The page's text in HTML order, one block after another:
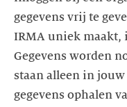
gegevens vrij te
IRMA uniek maakt,
Gegevens worden
staan alleen in
gegevens ophalen